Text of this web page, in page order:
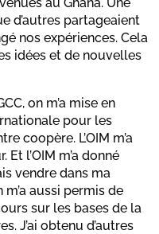
d’autres partageaient
nos expériences. Cela
idées et de nouvelles
on m’a mise en
pour les
coopère. L’OIM m’a
l’OIM m’a donné
vendre dans ma
aussi permis de
sur les bases de la
J’ai obtenu d’autres